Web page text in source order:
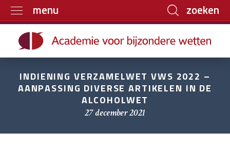
menu zoeken
Home
Boeken
INDIENING VERZAMELWET VWS 2022 –
AANPASSING DIVERSE ARTIKELEN IN DE
ALCOHOLWET
27 december 2021